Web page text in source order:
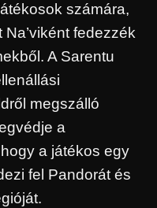
számára,
fedezzék
A Sarentu
megszálló
a
a játékos egy
fel Pandorát és